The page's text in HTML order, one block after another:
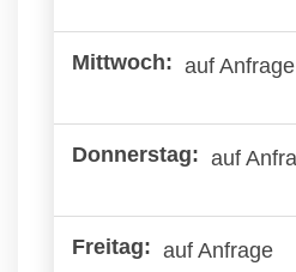
auf Anfrage
auf
auf Anfrage